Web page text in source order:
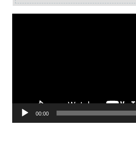
00:00